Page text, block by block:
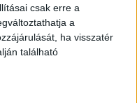
csak erre a
a
ha visszatér
található